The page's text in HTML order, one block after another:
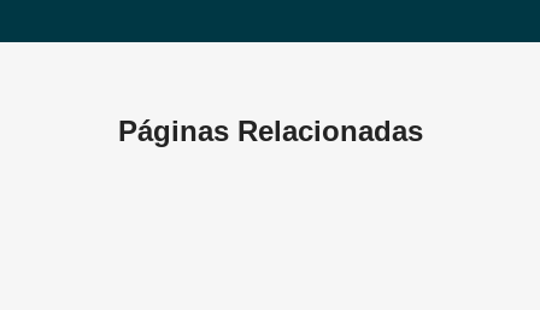
Páginas Relacionadas